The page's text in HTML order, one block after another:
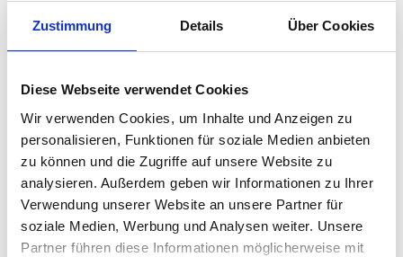
Zustimmung Details Über Cookies
Diese Webseite verwendet Cookies
Wir verwenden Cookies, um Inhalte und Anzeigen zu
personalisieren, Funktionen für soziale Medien anbieten
zu können und die Zugriffe auf unsere Website zu
analysieren. Außerdem geben wir Informationen zu Ihrer
Verwendung unserer Website an unsere Partner für
soziale Medien, Werbung und Analysen weiter. Unsere
Partner führen diese Informationen möglicherweise mit
ganz puristisch lassen oder jahreszeitlich dekorieren – das
Bunt & puristisch
Hergestellt ist der REMEMBER KerzenhalterLuna aus
pulverbeschichtetem Metall. Und wie man es von REMEMBER
kennt ist Farbe im Spiel.
Besonderheit